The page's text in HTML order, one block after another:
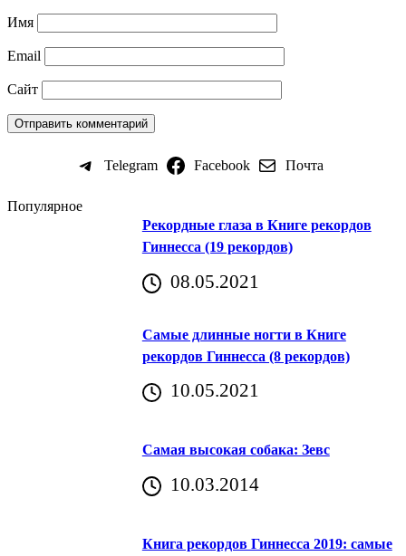
Имя
Email
Сайт
Telegram Facebook Почта
Популярное
Рекордные глаза в Книге рекордов
Гиннесса (19 рекордов)
08.05.2021
Самые длинные ногти в Книге
рекордов Гиннесса (8 рекордов)
10.05.2021
Самая высокая собака: Зевс
10.03.2014
Книга рекордов Гиннесса 2019: самые